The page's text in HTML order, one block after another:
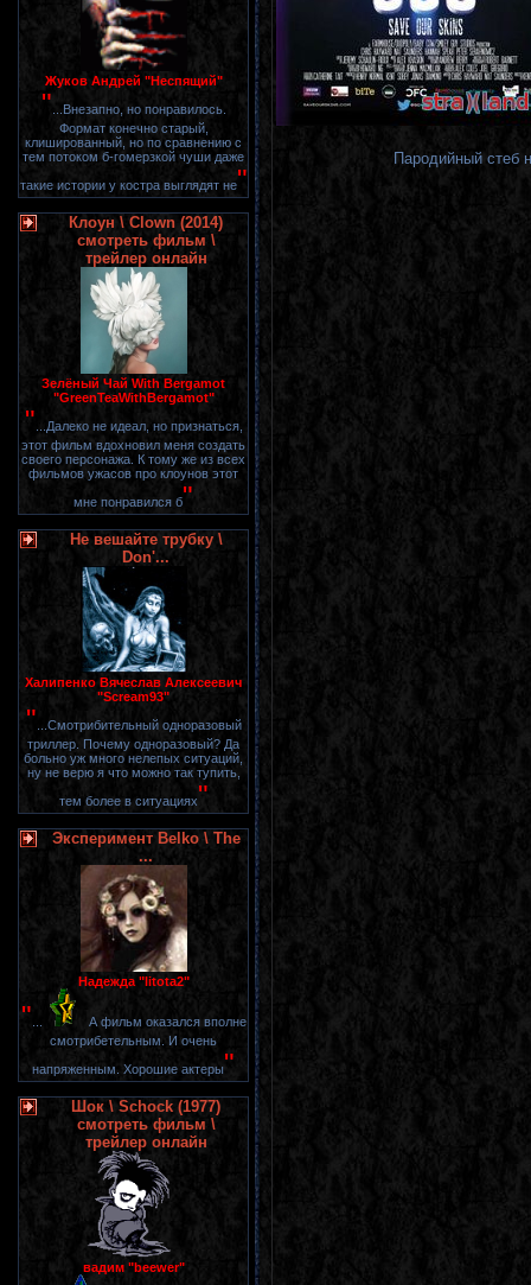
Жуков Андрей "Неспящий"
" ...Внезапно, но понравилось.
Формат конечно старый,
клишированный, но по сравнению с
тем потоком б-гомерзкой чуши даже
такие истории у костра выглядят не"
Клоун \ Clown (2014)
смотреть фильм \
трейлер онлайн
Зелёный Чай With Bergamot
"GreenTeaWithBergamot"
" ...Далеко не идеал, но признаться,
этот фильм вдохновил меня создать
своего персонажа. К тому же из всех
фильмов ужасов про клоунов этот
мне понравился б"
Не вешайте трубку \
Don'...
Халипенко Вячеслав Алексеевич
"Scream93"
" ...Смотрибительный одноразовый
триллер. Почему одноразовый? Да
больно уж много нелепых ситуаций,
ну не верю я что можно так тупить,
тем более в ситуациях"
Эксперимент Belko \ The
...
Надежда "litota2"
"
А фильм оказался вполне
смотрибетельным. И очень
напряженным. Хорошие актеры"
Шок \ Schock (1977)
смотреть фильм \
трейлер онлайн
вадим "beewer"
Пародийный стеб